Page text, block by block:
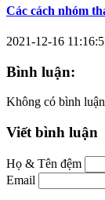
Các cách nhóm
2021-12-16
Bình luận:
Không có bình
Viết bình luận
Họ & Tên đệm
Email